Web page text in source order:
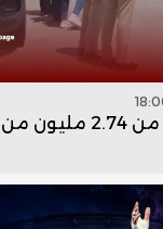
“مرحبا 2026”.. أكثر